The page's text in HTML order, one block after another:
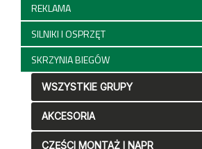
REKLAMA
SILNIKI I OSPRZĘT
SKRZYNIA BIEGÓW
WSZYSTKIE GRUPY
AKCESORIA
CZĘŚCI MONTAŻ I NAPR